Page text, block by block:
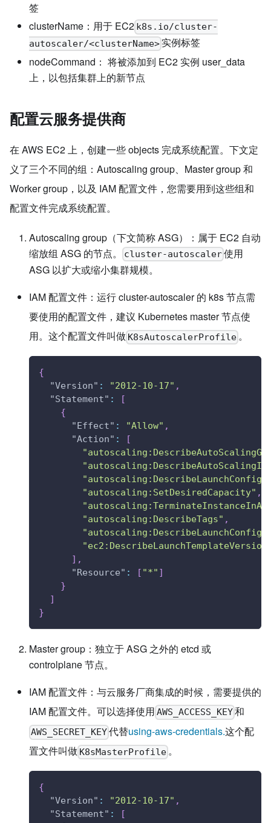
签
clusterName：用于 EC2 k8s.io/cluster-
autoscaler/<clusterName> 实例标签
nodeCommand： 将被添加到 EC2 实例 user_data
上，以包括集群上的新节点
配置云服务提供商
在 AWS EC2 上，创建一些 objects 完成系统配置。下文定
义了三个不同的组：Autoscaling group、Master group 和
Worker group，以及 IAM 配置文件，您需要用到这些组和
配置文件完成系统配置。
Autoscaling group（下文简称 ASG）：属于 EC2 自动
缩放组 ASG 的节点。
cluster-autoscaler使用
ASG 以扩大或缩小集群规模。
IAM 配置文件：运行 cluster-autoscaler 的 k8s 节点需
要使用的配置文件，建议 Kubernetes master 节点使
用。这个配置文件叫做 K8sAutoscalerProfile 。
{
"Version" : "2012-10-17" ,
"Statement" :
[
{
"Effect" : "Allow" ,
"Action" :
[
"autoscaling:SetDesiredCapacity" ,
"autoscaling:DescribeTags" ,
] ,
"Resource" : [ "*" ]
}
]
}
Master group：独立于 ASG 之外的 etcd 或
controlplane 节点。
IAM 配置文件：与云服务厂商集成的时候，需要提供的
IAM 配置文件。可以选择使用 AWS_ACCESS_KEY和
AWS_SECRET_KEY代替using-aws-credentials.这个配
置文件叫做 K8sMasterProfile 。
{
"Version" : "2012-10-17" ,
"Statement" :
[